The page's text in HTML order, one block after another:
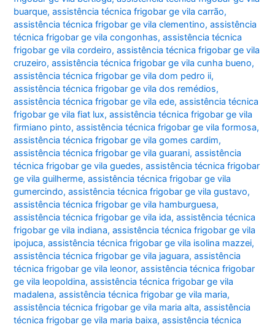
buarque,assistência técnica frigobar ge vila carrão,
assistência técnica frigobar ge vila clementino,assistência
técnica frigobar ge vila congonhas,assistência técnica
frigobar ge vila cordeiro,assistência técnica frigobar ge vila
cruzeiro,assistência técnica frigobar ge vila cunha bueno,
assistência técnica frigobar ge vila dom pedro ii,
assistência técnica frigobar ge vila dos remédios,
assistência técnica frigobar ge vila ede,assistência técnica
frigobar ge vila fiat lux,assistência técnica frigobar ge vila
firmiano pinto,assistência técnica frigobar ge vila formosa,
assistência técnica frigobar ge vila gomes cardim,
assistência técnica frigobar ge vila guarani,assistência
técnica frigobar ge vila guedes,assistência técnica frigobar
ge vila guilherme,assistência técnica frigobar ge vila
gumercindo,assistência técnica frigobar ge vila gustavo,
assistência técnica frigobar ge vila hamburguesa,
assistência técnica frigobar ge vila ida,assistência técnica
frigobar ge vila indiana,assistência técnica frigobar ge vila
ipojuca,assistência técnica frigobar ge vila isolina mazzei,
assistência técnica frigobar ge vila jaguara,assistência
técnica frigobar ge vila leonor,assistência técnica frigobar
ge vila leopoldina,assistência técnica frigobar ge vila
madalena,assistência técnica frigobar ge vila maria,
assistência técnica frigobar ge vila maria alta,assistência
técnica frigobar ge vila maria baixa,assistência técnica